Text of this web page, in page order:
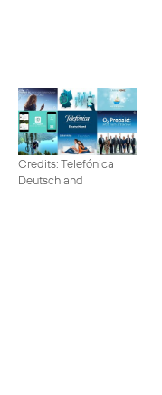
Credits: Telefónica
Deutschland